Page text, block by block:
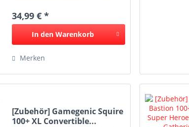
Sammlung. Jede Schublade bietet
Platz für über 620 Karten in...
34,99 € *
In den Warenkorb
Merken
[Zubehör] Gamegenic Squire
100+ XL Convertible...